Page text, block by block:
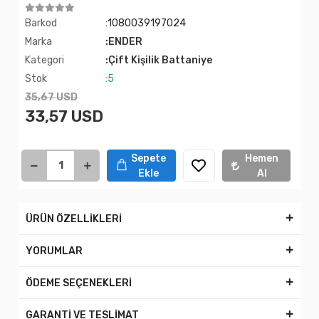
Barkod
:1080039197024
Marka
:ENDER
Kategori
:Çift Kişilik Battaniye
Stok
:5
35,67 USD
33,57 USD
Sepete
Ekle
Hemen
Al
ÜRÜN ÖZELLİKLERİ
YORUMLAR
ÖDEME SEÇENEKLERİ
GARANTİ VE TESLİMAT